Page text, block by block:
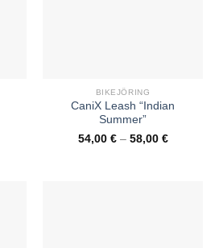
BIKEJÖRING
CaniX Leash “Indian
Summer”
54,00 €– 58,00 €